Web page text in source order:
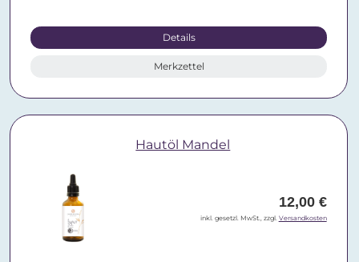
Details
Merkzettel
Hautöl Mandel
12,00 €
inkl. gesetzl. MwSt., zzgl. Versandkosten